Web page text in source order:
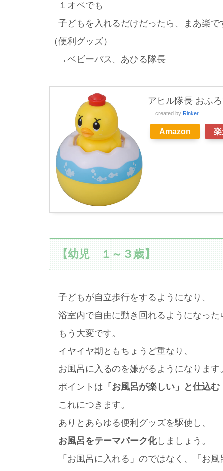
１オペでも
子どもを入れるだけだったら、まあ楽で
（便利グッズ）
→ベビーバス、あひる隊長
アヒル隊長 おふ
created by Rinker
Amazon 楽
【幼児 １～３歳】
子どもが自立歩行をするようになり、
浴室内で自由に動き回れるようになった
もう大変です。
イヤイヤ期ともちょうど重なり、
お風呂に入るのを嫌がるようになります
ポイントは 「お風呂が楽しい」と仕込む
これにつきます。
ありとあらゆる便利グッズを駆使し、
お風呂をテーマパーク化しましょう。
「お風呂に入れる」のではなく、「お風